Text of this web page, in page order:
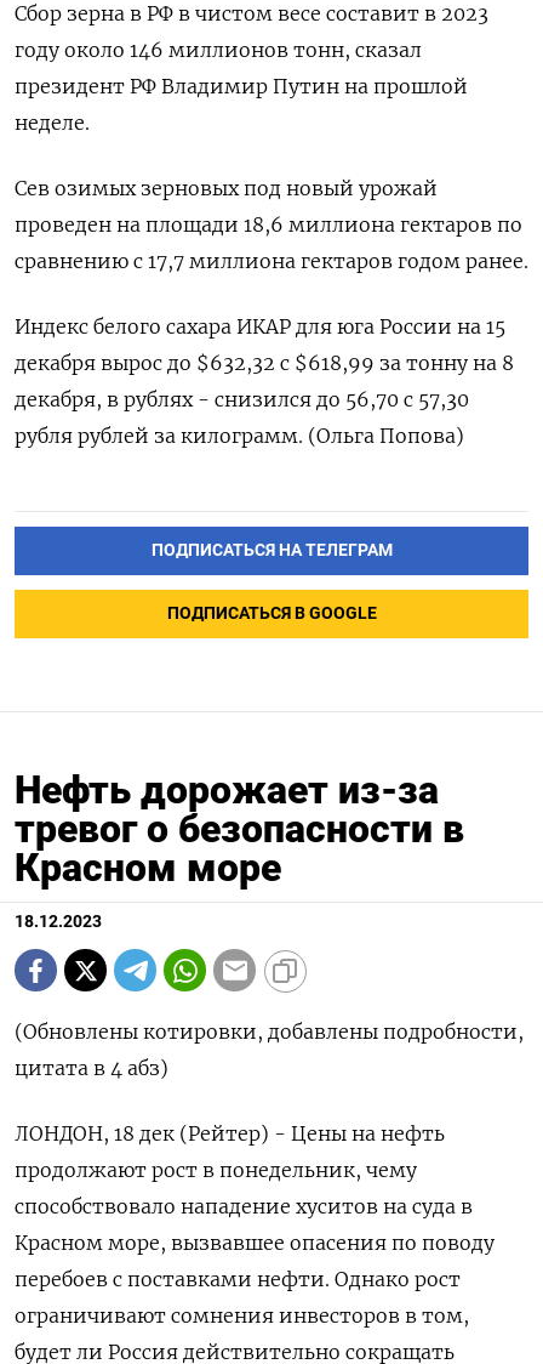
Сбор зерна в РФ в чистом весе составит в 2023
году около 146 миллионов тонн, сказал
президент РФ Владимир Путин на прошлой
неделе.
Сев озимых зерновых под новый урожай
проведен на площади 18,6 миллиона гектаров по
сравнению с 17,7 миллиона гектаров годом ранее.
Индекс белого сахара ИКАР для юга России на 15
декабря вырос до $632,32 с $618,99 за тонну на 8
декабря, в рублях - снизился до 56,70 с 57,30
рубля рублей за килограмм. (Ольга Попова)
ПОДПИСАТЬСЯ НА ТЕЛЕГРАМ
ПОДПИСАТЬСЯ В GOOGLE
Нефть дорожает из-за
тревог о безопасности в
Красном море
18.12.2023
(Обновлены котировки, добавлены подробности,
цитата в 4 абз)
ЛОНДОН, 18 дек (Рейтер) - Цены на нефть
продолжают рост в понедельник, чему
способствовало нападение хуситов на суда в
Красном море, вызвавшее опасения по поводу
перебоев с поставками нефти. Однако рост
ограничивают сомнения инвесторов в том,
будет ли Россия действительно сокращать